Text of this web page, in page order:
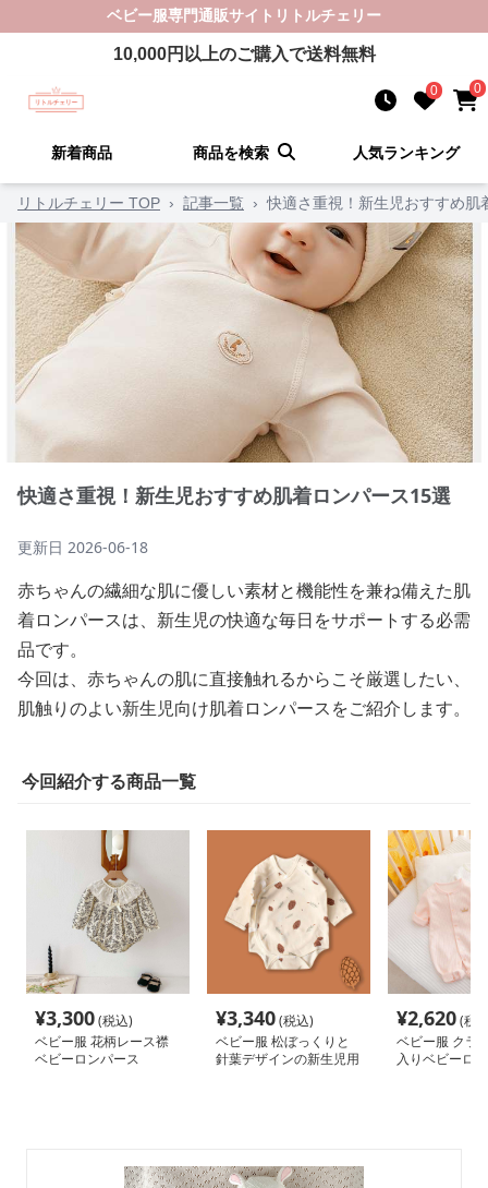
ベビー服専門通販サイト リトルチェリー
10,000円以上のご購入で送料無料
0 0
新着商品 商品を検索 人気ランキング
リトルチェリー TOP › 記事一覧 › 快適さ重視！新生児おすすめ肌
快適さ重視！新生児おすすめ肌着ロンパース15選
更新日 2026-06-18
赤ちゃんの繊細な肌に優しい素材と機能性を兼ね備えた肌
着ロンパースは、新生児の快適な毎日をサポートする必需
品です。
今回は、赤ちゃんの肌に直接触れるからこそ厳選したい、
肌触りのよい新生児向け肌着ロンパースをご紹介します。
今回紹介する商品一覧
¥3,300(税込)
ベビー服 花柄レース襟
ベビーロンパース
¥3,340(税込)
ベビー服 松ぼっくりと
針葉デザインの新生児用
¥2,620(税
ベビー服 クラ
入りベビーロ